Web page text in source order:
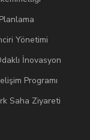
Yönetimi
İnovasyon
Programı
Saha Ziyareti